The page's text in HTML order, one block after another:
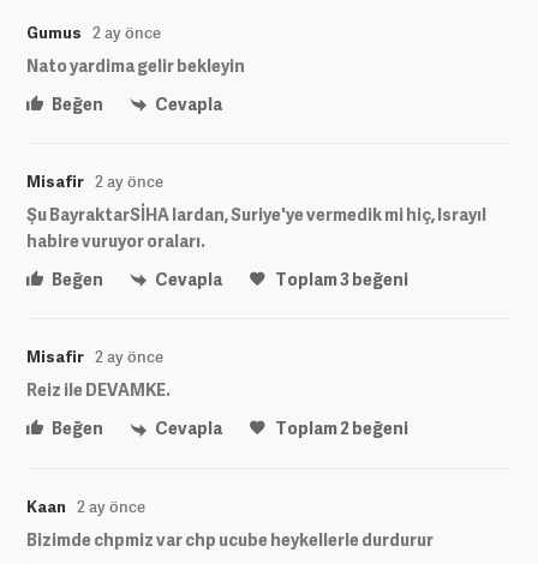
Gumus 2 ay önce
Nato yardima gelir bekleyin
Beğen
Cevapla
Misafir 2 ay önce
Şu BayraktarSİHA lardan, Suriye'ye vermedik mi hiç, Israyıl
habire vuruyor oraları.
Beğen
Cevapla Toplam3beğeni
Misafir 2 ay önce
Reiz ile DEVAMKE.
Beğen
Cevapla Toplam2beğeni
Kaan 2 ay önce
Bizimde chpmiz var chp ucube heykellerle durdurur